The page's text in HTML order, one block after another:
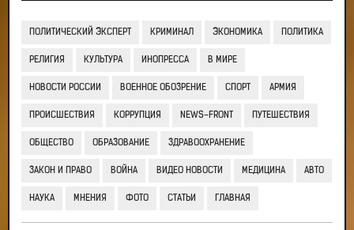
ПОЛИТИЧЕСКИЙ ЭКСПЕРТ КРИМИНАЛ ЭКОНОМИКА ПОЛИТИКА
РЕЛИГИЯ КУЛЬТУРА ИНОПРЕССА В МИРЕ
НОВОСТИ РОССИИ ВОЕННОЕ ОБОЗРЕНИЕ СПОРТ АРМИЯ
ПРОИСШЕСТВИЯ КОРРУПЦИЯ NEWS-FRONT ПУТЕШЕСТВИЯ
ОБЩЕСТВО ОБРАЗОВАНИЕ ЗДРАВООХРАНЕНИЕ
ЗАКОН И ПРАВО ВОЙНА ВИДЕО НОВОСТИ МЕДИЦИНА АВТО
НАУКА МНЕНИЯ ФОТО СТАТЬИ ГЛАВНАЯ